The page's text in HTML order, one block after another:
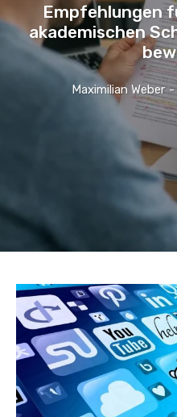
Empfehlungen
akademischen
Maximilian Weber -